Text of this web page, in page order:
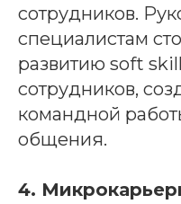
сотрудников.
специалистам
развитию soft
сотрудников,
командной
общения.
4.